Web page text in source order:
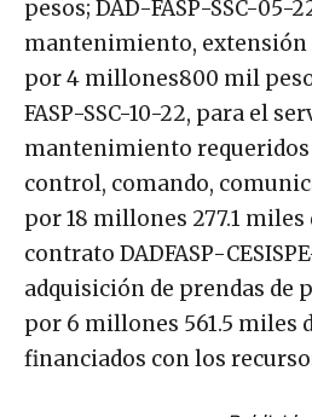
pesos; DAD-FASP-SSC-05-
mantenimiento, extensión
por 4 millones800 mil
FASP-SSC-10-22, para el
mantenimiento requeridos
control, comando,
por 18 millones 277.1 miles
contrato DADFASP-
adquisición de prendas de
por 6 millones 561.5 miles
financiados con los